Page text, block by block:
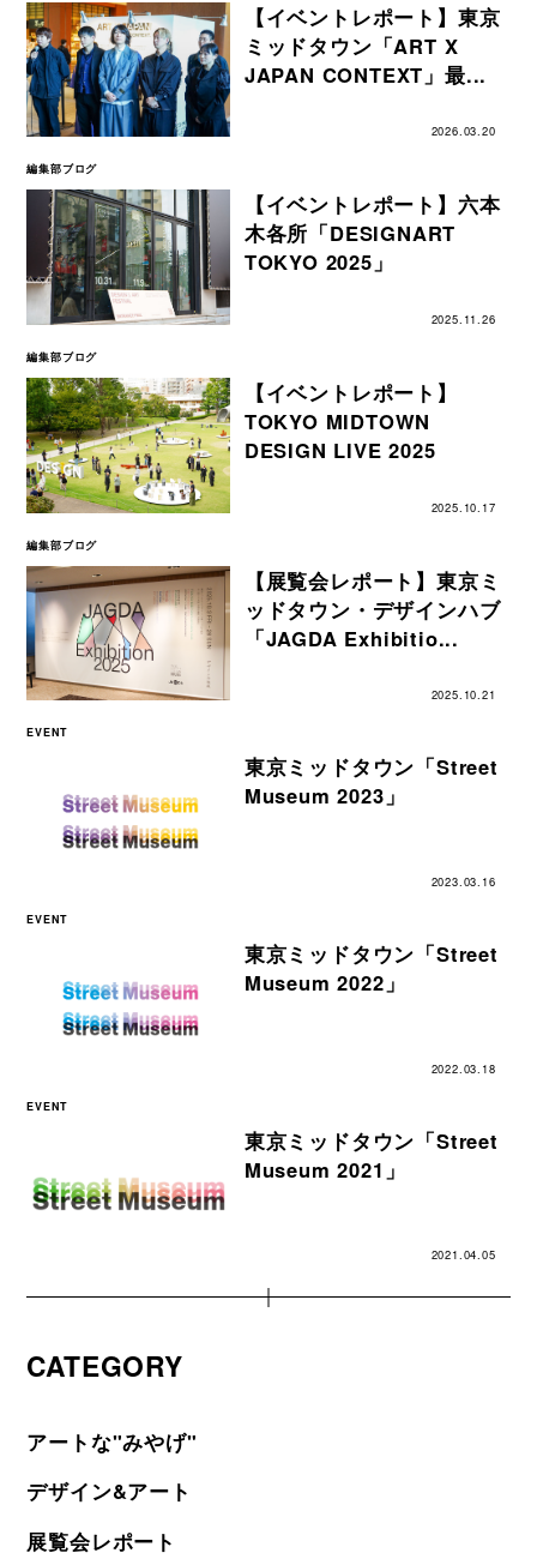
EVENT
東京ミッドタウン「Street
Museum 2023」
2023.03.16
EVENT
東京ミッドタウン「Street
Museum 2022」
2022.03.18
EVENT
東京ミッドタウン「Street
Museum 2021」
2021.04.05
【イベントレポート】東京
ミッドタウン「ART X
JAPAN CONTEXT」最...
2026.03.20
編集部ブログ
【イベントレポート】六本
木各所「DESIGNART
TOKYO 2025」
2025.11.26
編集部ブログ
【イベントレポート】
TOKYO MIDTOWN
DESIGN LIVE 2025
2025.10.17
編集部ブログ
【展覧会レポート】東京ミ
ッドタウン・デザインハブ
「JAGDA Exhibitio...
2025.10.21
CATEGORY
アートな"みやげ"
デザイン&アート
展覧会レポート